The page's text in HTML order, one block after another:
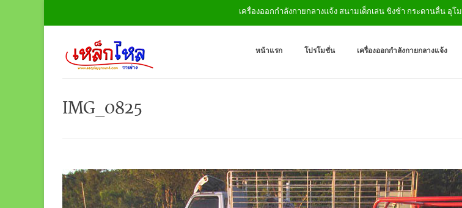
เครื่องออกกำลังกายกลางแจ้ง สนามเด็กเล่น ชิงช้า กระดานลื่น อุโมงค์ล
เครื่อง
ผู้ผลิตเค
หน้าแรก โปรโมชั่น เครื่องออกกำลังกายกลางแจ้ง
IMG_0825